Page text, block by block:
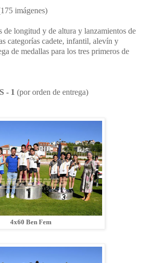
imágenes)
de longitud y de altura y lanzamientos de
categorías cadete, infantil, alevín y
de medallas para los tres primeros de
- 1 (por orden de entrega)
4x60 Ben Fem